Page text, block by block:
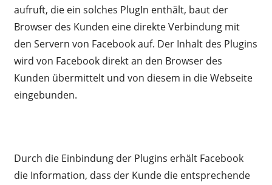
aufruft, die ein solches PlugIn enthält, baut der
Browser des Kunden eine direkte Verbindung mit
den Servern von Facebook auf. Der Inhalt des Plugins
wird von Facebook direkt an den Browser des
Kunden übermittelt und von diesem in die Webseite
eingebunden.
Durch die Einbindung der Plugins erhält Facebook
die Information, dass der Kunde die entsprechende